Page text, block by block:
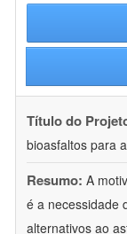
Título do
bioasfaltos para
Resumo: A
é a necessidade
alternativos ao